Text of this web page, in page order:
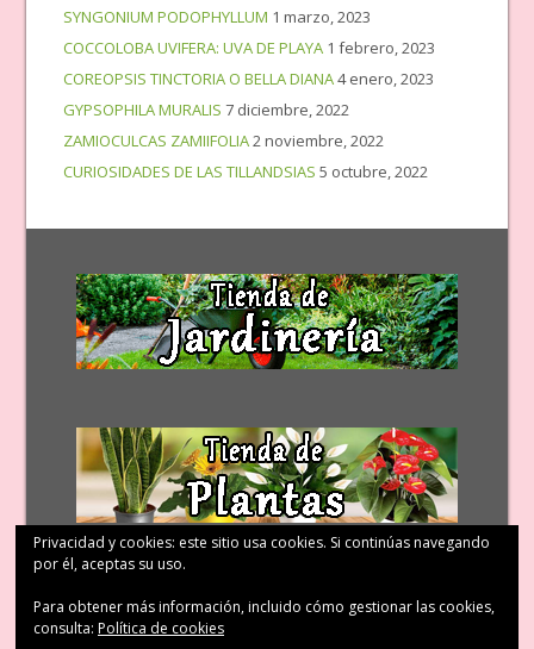
SYNGONIUM PODOPHYLLUM 1 marzo, 2023
COCCOLOBA UVIFERA: UVA DE PLAYA 1 febrero, 2023
COREOPSIS TINCTORIA O BELLA DIANA4 enero, 2023
GYPSOPHILA MURALIS 7 diciembre, 2022
ZAMIOCULCAS ZAMIIFOLIA2 noviembre, 2022
CURIOSIDADES DE LAS TILLANDSIAS 5 octubre, 2022
Privacidad y cookies: este sitio usa cookies. Si continúas navegando
por él, aceptas su uso.
Para obtener más información, incluido cómo gestionar las cookies,
consulta: Política de cookies